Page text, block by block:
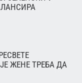
ЖЕНЕ ТРЕБА ДА